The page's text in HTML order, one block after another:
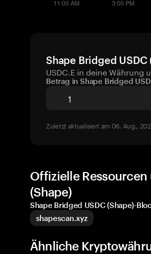
Shape Bridged
USDC.E in deine Währung
Betrag in Shape Bridged
Zuletzt aktualisiert am 06. Aug.,
Offizielle Ressourcen
(Shape)
Shape Bridged USDC (Shape)-
shapescan.xyz
Ähnliche